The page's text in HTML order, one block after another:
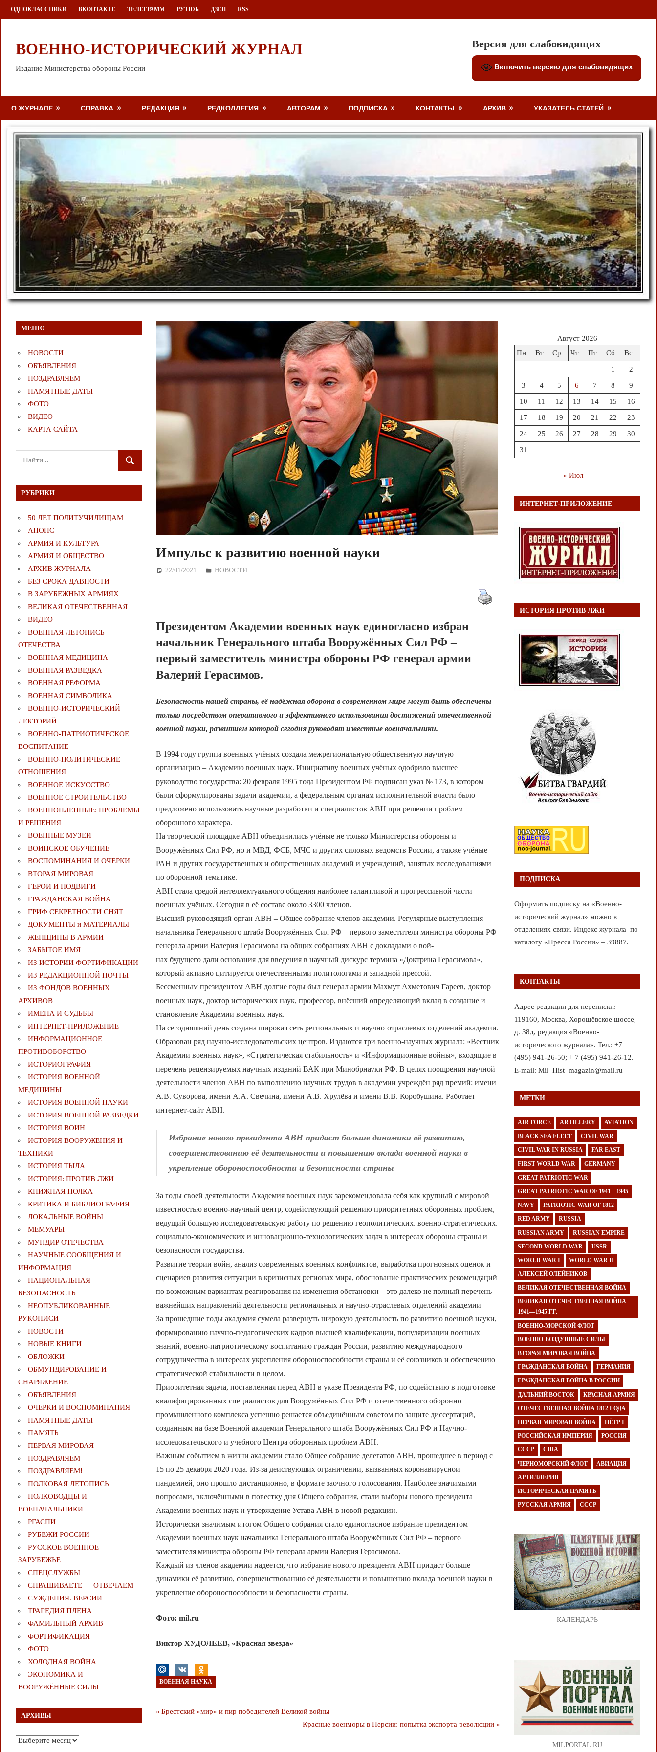
Перейти
к
ОДНОКЛАССНИКИ ВКОНТАКТЕ ТЕЛЕГРАММ РУТЮБ ДЗЕН RSS
ВОЕННО-ИСТОРИЧЕСКИЙ ЖУРНАЛ
Издание Министерства обороны России
Версия для слабовидящих
Включить версию для слабовидящих
О ЖУРНАЛЕ СПРАВКА РЕДАКЦИЯ РЕДКОЛЛЕГИЯ АВТОРАМ ПОДПИСКА КОНТАКТЫ АРХИВ УКАЗАТЕЛЬ СТАТЕЙ
Импульс к развитию военной науки
22/01/2021 Дежурный по Редакции
НОВОСТИ
Президентом Академии военных наук единогласно избран
начальник Генерального штаба Вооружённых Сил РФ –
первый заместитель министра обороны РФ генерал армии
Валерий Герасимов.
Безопасность нашей страны, её надёжная оборона в современном мире могут быть обеспечены
только посредством оперативного и эффективного использования достижений отечественной
военной науки, развитием которой сегодня руководят известные военачальники.
В 1994 году группа военных учёных создала межрегиональную общественную научную
организацию – Академию военных наук. Инициативу военных учёных одобрило высшее
руководство государства: 20 февраля 1995 года Президентом РФ подписан указ № 173, в котором
были сформулированы задачи академии, а федеральным органам исполнительной власти было
предложено использовать научные разработки и специалистов АВН при решении проблем
оборонного характера.
На творческой площадке АВН объединились учёные не только Министерства обороны и
Вооружённых Сил РФ, но и МВД, ФСБ, МЧС и других силовых ведомств России, а также учёные
РАН и других государственных и общественных академий и учреждений, занятых исследованиями
по оборонной тематике.
АВН стала средой интеллектуального общения наиболее талантливой и прогрессивной части
военных учёных. Сегодня в её составе около 3300 членов.
Высший руководящий орган АВН – Общее собрание членов академии. Регулярные выступления
начальника Генерального штаба Вооружённых Сил РФ – первого заместителя министра обороны РФ
генерала армии Валерия Герасимова на общих собраниях АВН с докладами о вой-
нах будущего дали основания для введения в научный дискурс термина «Доктрина Герасимова»,
который активно цитируется отечественными политологами и западной прессой.
Бессменным президентом АВН долгие годы был генерал армии Махмут Ахметович Гареев, доктор
военных наук, доктор исторических наук, профессор, внёсший определяющий вклад в создание и
становление Академии военных наук.
На сегодняшний день создана широкая сеть региональных и научно-отраслевых отделений академии.
Образован ряд научно-исследовательских центров. Издаются три военно-научных журнала: «Вестник
Академии военных наук», «Стратегическая стабильность» и «Информационные войны», входящие в
перечень рецензируемых научных изданий ВАК при Минобрнауки РФ. В целях поощрения научной
деятельности членов АВН по выполнению научных трудов в академии учреждён ряд премий: имени
А.В. Суворова, имени А.А. Свечина, имени А.В. Хрулёва и имени В.В. Коробушина. Работает
интернет-сайт АВН.
Избрание нового президента АВН придаст больше динамики её развитию,
совершенствованию её деятельности и повышению вклада военной науки в
укрепление обороноспособности и безопасности страны
За годы своей деятельности Академия военных наук зарекомендовала себя как крупный с мировой
известностью военно-научный центр, содействующий решению приоритетных оборонных проблем,
ведущий большую исследовательскую работу по решению геополитических, военно-стратегических,
социально-экономических и инновационно-технологических задач в интересах обороны страны и
безопасности государства.
Развитие теории войн, анализ современных военных конфликтов, выработка прогнозных оценок и
сценариев развития ситуации в кризисных регионах мира, обоснование практических рекомендаций
по возможным вариантам реагирования на изменения обстановки – это далеко не полный перечень
важнейших направлений деятельности региональных и научно-отраслевых отделений академии.
За прошедшие годы академия сумела развернуть широкую деятельность по развитию военной науки,
формированию научно-педагогических кадров высшей квалификации, популяризации военных
знаний, военно-патриотическому воспитанию граждан России, развитию международного
сотрудничества в интересах укрепления обороноспособности страны и её союзников и обеспечению
стратегической стабильности в целом.
Приоритетная задача, поставленная перед АВН в указе Президента РФ, по содействию в подготовке
квалифицированных специалистов для Вооружённых Сил РФ и отечественного оборонно-
промышленного комплекса успешно решается объединённым советом по защите диссертаций,
созданным на базе Военной академии Генерального штаба Вооружённых Сил РФ и Научно-
исследовательского и учебного Центра оборонных проблем АВН.
Важным событием в жизни академии стало Общее собрание делегатов АВН, прошедшее в период с
15 по 25 декабря 2020 года. Из-за действующих ограничений, вызванных коронавирусной
пандемией, оно прошло дистанционно, в формате заочного голосования. Наиболее значимыми
вопросами, включёнными в повестку дня Общего собрания, стали выборы нового президента
Академии военных наук и утверждение Устава АВН в новой редакции.
Исторически значимым итогом Общего собрания стало единогласное избрание президентом
Академии военных наук начальника Генерального штаба Вооружённых Сил РФ – первого
заместителя министра обороны РФ генерала армии Валерия Герасимова.
Каждый из членов академии надеется, что избрание нового президента АВН придаст больше
динамики её развитию, совершенствованию её деятельности и повышению вклада военной науки в
укрепление обороноспособности и безопасности страны.
Фото: mil.ru
Виктор ХУДОЛЕЕВ, «Красная звезда»
ВОЕННАЯ НАУКА
Навигация
по
Предыдущая
Брестский «мир» и пир победителей Великой войны
Следующая
публикация
Красные военморы в Персии: попытка экспорта революции
МЕНЮ
НОВОСТИ
ОБЪЯВЛЕНИЯ
ПОЗДРАВЛЯЕМ
ПАМЯТНЫЕ ДАТЫ
ФОТО
ВИДЕО
КАРТА САЙТА
Поиск
для:
ПОИСК
РУБРИКИ
50 ЛЕТ ПОЛИТУЧИЛИЩАМ
АНОНС
АРМИЯ И КУЛЬТУРА
АРМИЯ И ОБЩЕСТВО
АРХИВ ЖУРНАЛА
БЕЗ СРОКА ДАВНОСТИ
В ЗАРУБЕЖНЫХ АРМИЯХ
ВЕЛИКАЯ ОТЕЧЕСТВЕННАЯ
ВИДЕО
ВОЕННАЯ ЛЕТОПИСЬ
ОТЕЧЕСТВА
ВОЕННАЯ МЕДИЦИНА
ВОЕННАЯ РАЗВЕДКА
ВОЕННАЯ РЕФОРМА
ВОЕННАЯ СИМВОЛИКА
ВОЕННО-ИСТОРИЧЕСКИЙ
ЛЕКТОРИЙ
ВОЕННО-ПАТРИОТИЧЕСКОЕ
ВОСПИТАНИЕ
ВОЕННО-ПОЛИТИЧЕСКИE
ОТНОШЕНИЯ
ВОЕННОЕ ИСКУССТВО
ВОЕННОЕ СТРОИТЕЛЬСТВО
ВОЕННОПЛЕННЫЕ: ПРОБЛЕМЫ
И РЕШЕНИЯ
ВОЕННЫЕ МУЗЕИ
ВОИНСКОЕ ОБУЧЕНИЕ
ВОСПОМИНАНИЯ И ОЧЕРКИ
ВТОРАЯ МИРОВАЯ
ГЕРОИ И ПОДВИГИ
ГРАЖДАНСКАЯ ВОЙНА
ГРИФ СЕКРЕТНОСТИ СНЯТ
ДОКУМЕНТЫ и МАТЕРИАЛЫ
ЖЕНЩИНЫ В АРМИИ
ЗАБЫТОЕ ИМЯ
ИЗ ИСТОРИИ ФОРТИФИКАЦИИ
ИЗ РЕДАКЦИОННОЙ ПОЧТЫ
ИЗ ФОНДОВ ВОЕННЫХ
АРХИВОВ
ИМЕНА И СУДЬБЫ
ИНТЕРНЕТ-ПРИЛОЖЕНИЕ
ИНФОРМАЦИОННОЕ
ПРОТИВОБОРСТВО
ИСТОРИОГРАФИЯ
ИСТОРИЯ ВОЕННОЙ
МЕДИЦИНЫ
ИСТОРИЯ ВОЕННОЙ НАУКИ
ИСТОРИЯ ВОЕННОЙ РАЗВЕДКИ
ИСТОРИЯ ВОИН
ИСТОРИЯ ВООРУЖЕНИЯ И
ТЕХНИКИ
ИСТОРИЯ ТЫЛА
ИСТОРИЯ: ПРОТИВ ЛЖИ
КНИЖНАЯ ПОЛКА
КРИТИКА И БИБЛИОГРАФИЯ
ЛОКАЛЬНЫЕ ВОЙНЫ
МЕМУАРЫ
МУНДИР ОТЕЧЕСТВА
НАУЧНЫЕ СООБЩЕНИЯ И
ИНФОРМАЦИЯ
НАЦИОНАЛЬНАЯ
БЕЗОПАСНОСТЬ
НЕОПУБЛИКОВАННЫЕ
РУКОПИСИ
НОВОСТИ
НОВЫЕ КНИГИ
ОБЛОЖКИ
ОБМУНДИРОВАНИЕ И
СНАРЯЖЕНИЕ
ОБЪЯВЛЕНИЯ
ОЧЕРКИ И ВОСПОМИНАНИЯ
ПАМЯТНЫЕ ДАТЫ
ПАМЯТЬ
ПЕРВАЯ МИРОВАЯ
ПОЗДРАВЛЯЕМ
ПОЗДРАВЛЯЕМ!
ПОЛКОВАЯ ЛЕТОПИСЬ
ПОЛКОВОДЦЫ И
ВОЕНАЧАЛЬНИКИ
РГАСПИ
РУБЕЖИ РОССИИ
РУССКОЕ ВОЕННОЕ
ЗАРУБЕЖЬЕ
СПЕЦСЛУЖБЫ
СПРАШИВАЕТЕ — ОТВЕЧАЕМ
СУЖДЕНИЯ. ВЕРСИИ
ТРАГЕДИЯ ПЛЕНА
ФАМИЛЬНЫЙ АРХИВ
ФОРТИФИКАЦИЯ
ФОТО
ХОЛОДНАЯ ВОЙНА
ЭКОНОМИКА И
ВООРУЖЁННЫЕ СИЛЫ
АРХИВЫ
Архивы
Август 2026
Пн
Вт Ср Чт Пт Сб Вс
1 2
3 4 5 6 7 8 9
10 11 12 13 14 15 16
17 18 19 20 21 22 23
24 25 26 27 28 29 30
31
« Июл
ИНТЕРНЕТ-ПРИЛОЖЕНИЕ
ИСТОРИЯ ПРОТИВ ЛЖИ
ПОДПИСКА
Оформить подписку на «Военно-
исторический журнал» можно в
отделениях связи. Индекс журнала по
каталогу «Пресса России» – 39887.
КОНТАКТЫ
Адрес редакции для переписки:
119160, Москва, Хорошёвское шоссе,
д. 38д, редакция «Военно-
исторического журнала». Тел.: +7
(495) 941-26-50; + 7 (495) 941-26-12.
E-mail: Mil_Hist_magazin@mail.ru
МЕТКИ
AIR FORCE ARTILLERY AVIATION
BLACK SEA FLEET CIVIL WAR
CIVIL WAR IN RUSSIA FAR EAST
FIRST WORLD WAR GERMANY
GREAT PATRIOTIC WAR
GREAT PATRIOTIC WAR OF 1941—1945
NAVY PATRIOTIC WAR OF 1812
RED ARMY RUSSIA
RUSSIAN ARMY RUSSIAN EMPIRE
SECOND WORLD WAR USSR
WORLD WAR I WORLD WAR II
АЛЕКСЕЙ ОЛЕЙНИКОВ
ВЕЛИКАЯ ОТЕЧЕСТВЕННАЯ ВОЙНА
ВЕЛИКАЯ ОТЕЧЕСТВЕННАЯ ВОЙНА
1941—1945 ГГ.
ВОЕННО-МОРСКОЙ ФЛОТ
ВОЕННО-ВОЗДУШНЫЕ СИЛЫ
ВТОРАЯ МИРОВАЯ ВОЙНА
ГРАЖДАНСКАЯ ВОЙНА ГЕРМАНИЯ
ГРАЖДАНСКАЯ ВОЙНА В РОССИИ
ДАЛЬНИЙ ВОСТОК КРАСНАЯ АРМИЯ
ОТЕЧЕСТВЕННАЯ ВОЙНА 1812 ГОДА
ПЕРВАЯ МИРОВАЯ ВОЙНА ПЁТР I
РОССИЙСКАЯ ИМПЕРИЯ РОССИЯ
СССР США
ЧЕРНОМОРСКИЙ ФЛОТ АВИАЦИЯ
АРТИЛЛЕРИЯ
ИСТОРИЧЕСКАЯ ПАМЯТЬ
РУССКАЯ АРМИЯ СССР
КАЛЕНДАРЬ
MILPORTAL.RU